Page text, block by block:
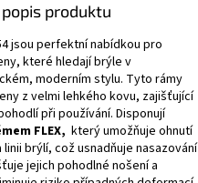
produktu
jsou perfektní nabídkou pro
které hledají brýle v
moderním stylu. Tyto rámy
z velmi lehkého kovu, zajišťující
při používání. Disponují
FLEX, který umožňuje ohnutí
brýlí, což usnadňuje nasazování
jejich pohodlné nošení a